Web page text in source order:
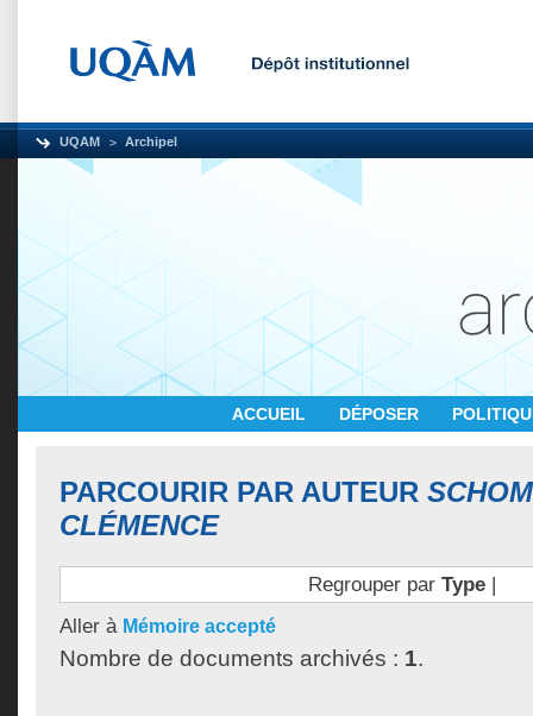
UQAM Archipel
ACCUEIL DÉPOSER
PARCOURIR PAR AUTEUR
CLÉMENCE
Regrouper par Type|
Aller à Mémoire accepté
Nombre de documents archivés : 1.